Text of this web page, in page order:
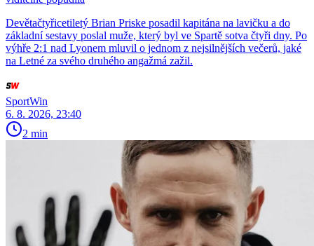
Devětačtyřicetiletý Brian Priske posadil kapitána na lavičku a do
základní sestavy poslal muže, který byl ve Spartě sotva čtyři dny. Po
výhře 2:1 nad Lyonem mluvil o jednom z nejsilnějších večerů, jaké
na Letné za svého druhého angažmá zažil.
SportWin
6. 8. 2026, 23:40
2 min